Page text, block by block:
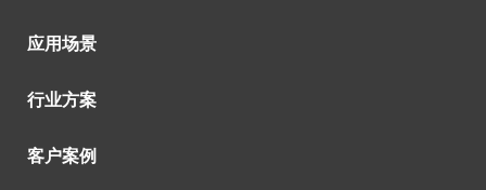
应用场景
行业方案
客户案例